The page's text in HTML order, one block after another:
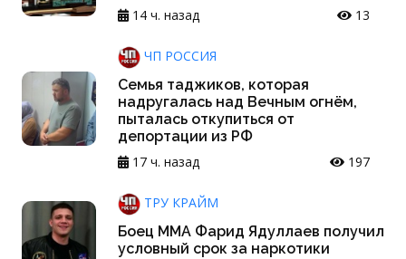
14 ч. назад
13
ЧП РОССИЯ
Семья таджиков, которая
надругалась над Вечным огнём,
пыталась откупиться от
депортации из РФ
17 ч. назад
197
ТРУ КРАЙМ
Боец ММА Фарид Ядуллаев получил
условный срок за наркотики